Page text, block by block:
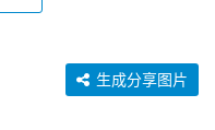
生成分享图片